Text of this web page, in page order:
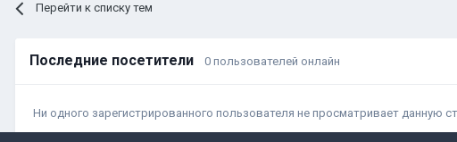
Перейти к списку тем
Последние посетители 0 пользователей онлайн
Ни одного зарегистрированного пользователя не просматривает данную